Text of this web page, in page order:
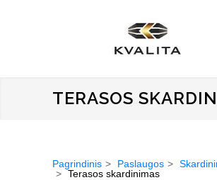
TERASOS
Pagrindinis Paslaugos
Terasos skardinimas